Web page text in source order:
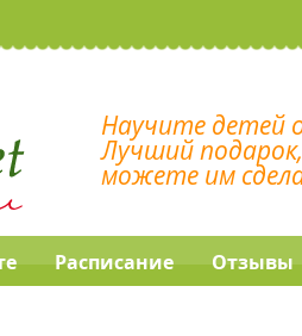
Научите детей
Лучший
можете им
Расписание Отзывы